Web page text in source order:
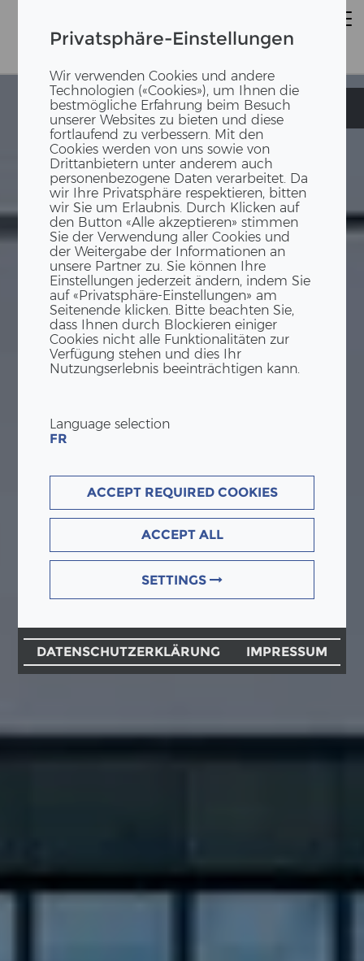
Privatsphäre-Einstellungen
Wir verwenden Cookies und andere
Technologien («Cookies»), um Ihnen die
bestmögliche Erfahrung beim Besuch
unserer Websites zu bieten und diese
fortlaufend zu verbessern. Mit den
Cookies werden von uns sowie von
Drittanbietern unter anderem auch
personenbezogene Daten verarbeitet. Da
wir Ihre Privatsphäre respektieren, bitten
wir Sie um Erlaubnis. Durch Klicken auf
den Button «Alle akzeptieren» stimmen
Sie der Verwendung aller Cookies und
der Weitergabe der Informationen an
unsere Partner zu. Sie können Ihre
Einstellungen jederzeit ändern, indem Sie
auf «Privatsphäre-Einstellungen» am
Seitenende klicken. Bitte beachten Sie,
dass Ihnen durch Blockieren einiger
Cookies nicht alle Funktionalitäten zur
Verfügung stehen und dies Ihr
Nutzungserlebnis beeinträchtigen kann.
Language selection
FR
ACCEPT REQUIRED COOKIES
ACCEPT ALL
SETTINGS
DATENSCHUTZERKLÄRUNG IMPRESSUM
Suurstoffi S6
Suurstoffi S6